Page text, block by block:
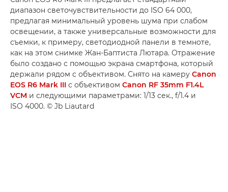
диапазон светочувствительности до ISO 64 000,
предлагая минимальный уровень шума при слабом
освещении, а также универсальные возможности для
съемки, к примеру, светодиодной панели в темноте,
как на этом снимке Жан-Баптиста Лютара. Отражение
было создано с помощью экрана смартфона, который
держали рядом с объективом. Снято на камеру Canon
EOS R6 Mark III с объективом Canon RF 35mm F1.4L
VCM и следующими параметрами: 1/13 сек., f/1.4 и
ISO 4000. © Jb Liautard